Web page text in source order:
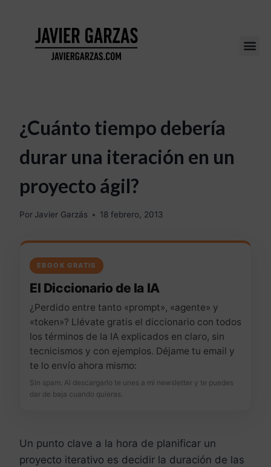
¿Cuánto tiempo debería
durar una iteración en un
proyecto ágil?
Por Javier Garzás 18 febrero, 2013
EBOOK GRATIS
El Diccionario de la IA
¿Perdido entre tanto «prompt», «agente» y
«token»? Llévate gratis el diccionario con todos
los términos de la IA explicados en claro, sin
tecnicismos y con ejemplos. Déjame tu email y
te lo envío ahora mismo:
Sin spam. Al descargarlo te unes a mi newsletter y te puedes
dar de baja cuando quieras.
Un punto clave a la hora de planificar un
proyecto iterativo es decidir la duración de las